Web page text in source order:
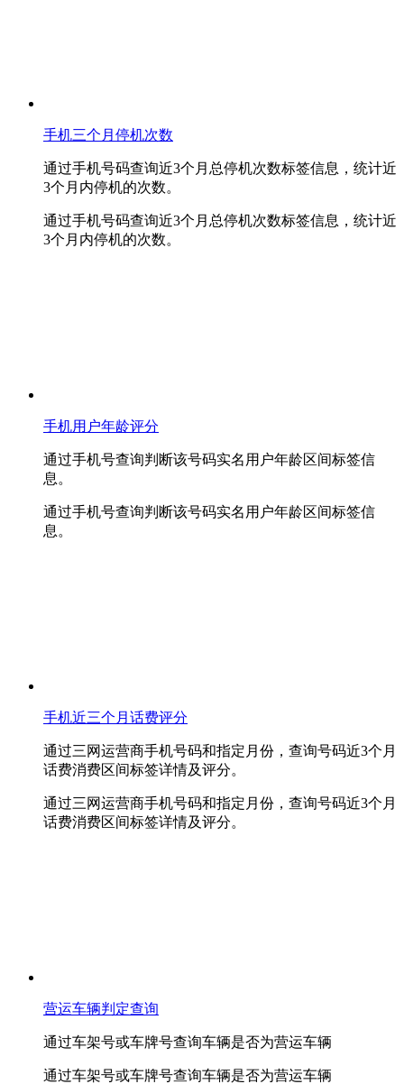
手机三个月停机次数
通过手机号码查询近3个月总停机次数标签信息，统计近
3个月内停机的次数。
通过手机号码查询近3个月总停机次数标签信息，统计近
3个月内停机的次数。
手机用户年龄评分
通过手机号查询判断该号码实名用户年龄区间标签信
息。
通过手机号查询判断该号码实名用户年龄区间标签信
息。
手机近三个月话费评分
通过三网运营商手机号码和指定月份，查询号码近3个月
话费消费区间标签详情及评分。
通过三网运营商手机号码和指定月份，查询号码近3个月
话费消费区间标签详情及评分。
营运车辆判定查询
通过车架号或车牌号查询车辆是否为营运车辆
通过车架号或车牌号查询车辆是否为营运车辆